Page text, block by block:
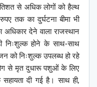
से अधिक लोगों को हैल्थ
तक का दुर्घटना बीमा भी
अधिकार देने वाला राजस्थान
निःशुल्क होने के साथ-साथ
को निःशुल्क उपलब्ध हो रहे
से मृत दुधारू पशुओं के लिए
दी गई है। साथ ही,